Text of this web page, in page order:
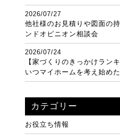
2026/07/27
他社様のお見積りや図面の
ンドオピニオン相談会
2026/07/24
【家づくりのきっかけラン
いつマイホームを考え始めた
カテゴリー
お役立ち情報